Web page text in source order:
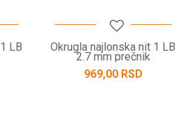
LB Okrugla najlonska nit 1 LB
2.7 mm prečnik
969,00 RSD